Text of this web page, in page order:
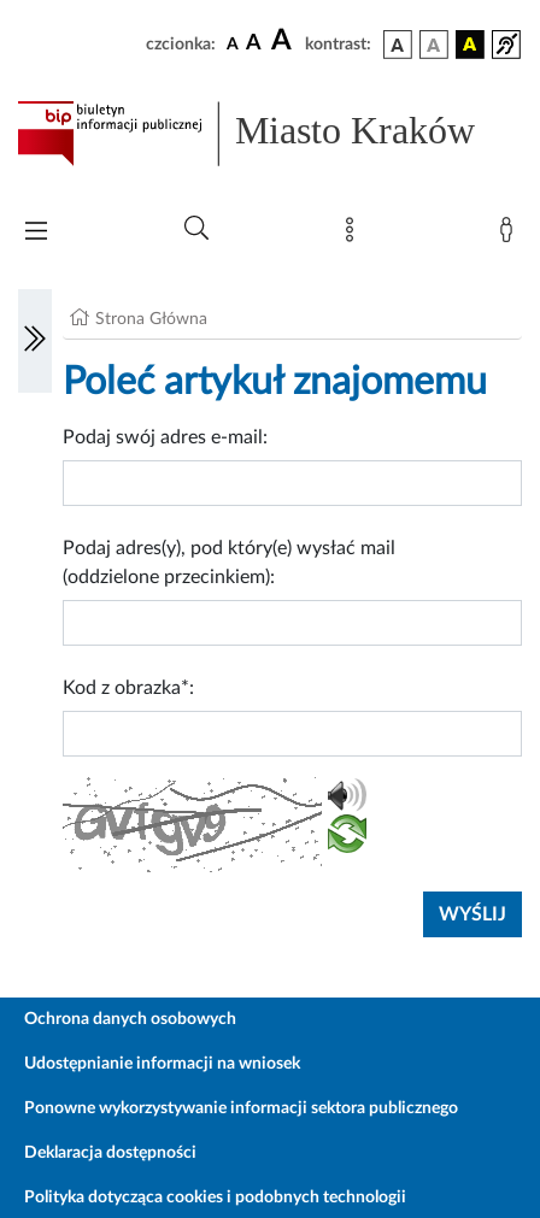
czcionka: A A A kontrast:
Miasto Kraków
Strona Główna
Poleć artykuł znajomemu
Podaj swój adres e-mail:
Podaj adres(y), pod który(e) wysłać mail
(oddzielone przecinkiem):
Kod z obrazka*:
Ochrona danych osobowych
Udostępnianie informacji na wniosek
Ponowne wykorzystywanie informacji sektora publicznego
Deklaracja dostępności
Polityka dotycząca cookies i podobnych technologii